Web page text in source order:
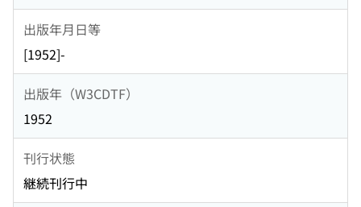
出版年月日等
[1952]-
出版年（W3CDTF）
1952
刊行状態
継続刊行中